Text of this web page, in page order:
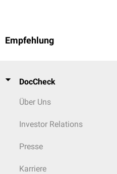
Empfehlung
DocCheck
Über Uns
Investor Relations
Presse
Karriere